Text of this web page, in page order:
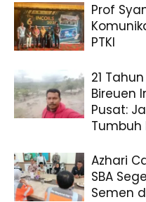
Prof
PTKI
21
Bireuen
Pusat:
Tumbuh
Azhari
SBA
Semen